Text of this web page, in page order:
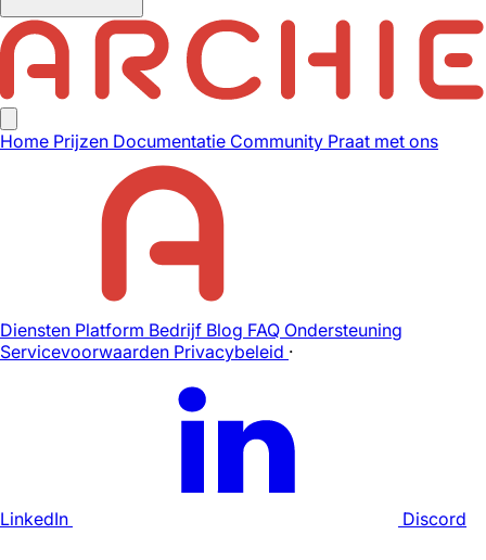
Home Prijzen Documentatie Community Praat met ons
Diensten Platform Bedrijf Blog FAQ Ondersteuning
Servicevoorwaarden Privacybeleid ·
LinkedIn Discord